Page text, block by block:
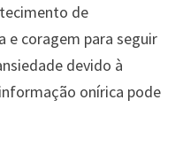
de
e coragem para seguir
devido à
onírica pode